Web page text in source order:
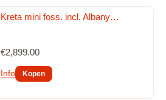
Kreta mini foss. incl. Albany…
€2,899.00
Info